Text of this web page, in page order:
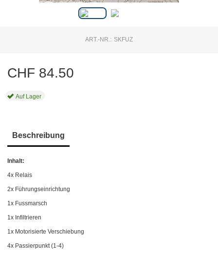
ART.-NR.: SKFUZ
CHF 84.50
Auf Lager
Beschreibung
Inhalt:
4x Relais
2x Führungseinrichtung
1x Fussmarsch
1x Infiltrieren
1x Motorisierte Verschiebung
4x Passierpunkt (1-4)